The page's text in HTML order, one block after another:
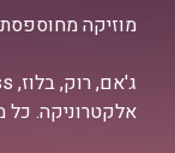
מוזיקה
אלקטרוניקה. כל